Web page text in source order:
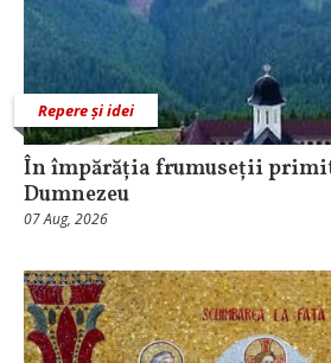
Repere și idei
În împărăția frumuseții
Dumnezeu
07 Aug, 2026